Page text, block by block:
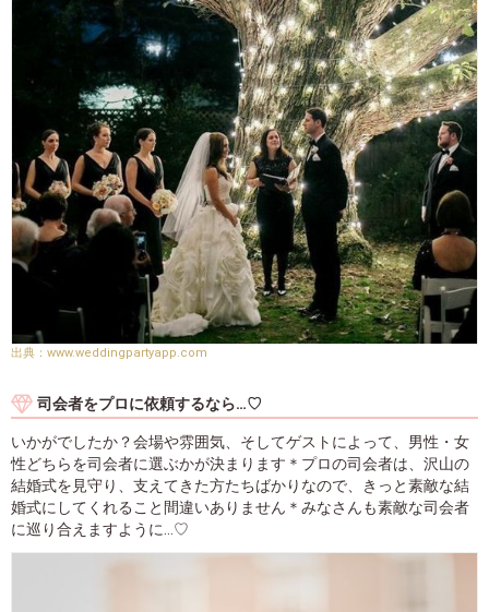
www.weddingpartyapp.com
司会者をプロに依頼するなら…♡
いかがでしたか？会場や雰囲気、そしてゲストによって、男性・女
性どちらを司会者に選ぶかが決まります＊プロの司会者は、沢山の
結婚式を見守り、支えてきた方たちばかりなので、きっと素敵な結
婚式にしてくれること間違いありません＊みなさんも素敵な司会者
に巡り合えますように…♡